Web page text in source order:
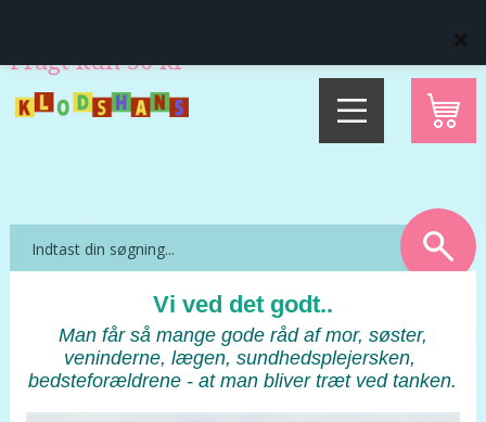
Fragt kun 50 kr
Vi ved det godt..
Man får så mange gode råd af mor, søster,
veninderne, lægen, sundhedsplejersken,
bedsteforældrene - at man bliver træt ved tanken.